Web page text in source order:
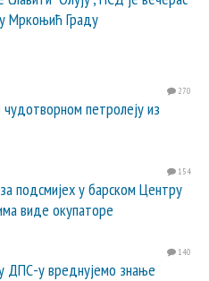
Мркоњић Граду
270
петролеју из
154
подсмијех у барском Центру
виде окупаторе
140
ДПС-у вреднујемо знање